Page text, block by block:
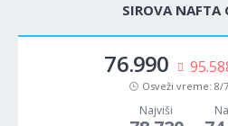
SIROVA
76.990
Osveži vreme: 8/
Najviši